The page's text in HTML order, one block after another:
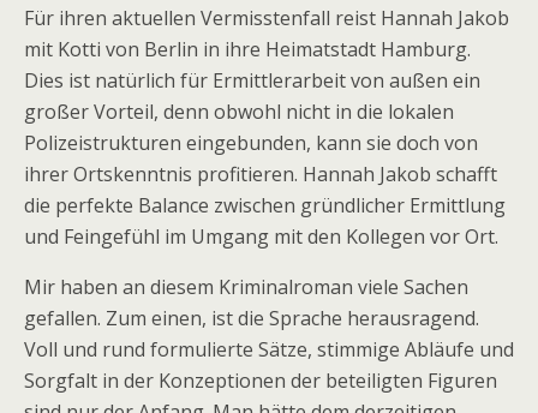
Für ihren aktuellen Vermisstenfall reist Hannah Jakob
mit Kotti von Berlin in ihre Heimatstadt Hamburg.
Dies ist natürlich für Ermittlerarbeit von außen ein
großer Vorteil, denn obwohl nicht in die lokalen
Polizeistrukturen eingebunden, kann sie doch von
ihrer Ortskenntnis profitieren. Hannah Jakob schafft
die perfekte Balance zwischen gründlicher Ermittlung
und Feingefühl im Umgang mit den Kollegen vor Ort.
Mir haben an diesem Kriminalroman viele Sachen
gefallen. Zum einen, ist die Sprache herausragend.
Voll und rund formulierte Sätze, stimmige Abläufe und
Sorgfalt in der Konzeptionen der beteiligten Figuren